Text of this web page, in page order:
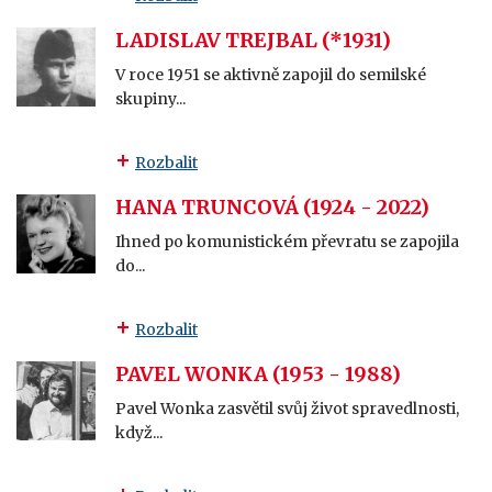
LADISLAV TREJBAL (*1931)
V roce 1951 se aktivně zapojil do semilské
skupiny...
Rozbalit
HANA TRUNCOVÁ (1924 - 2022)
Ihned po komunistickém převratu se zapojila
do...
Rozbalit
PAVEL WONKA (1953 - 1988)
Pavel Wonka zasvětil svůj život spravedlnosti,
když...